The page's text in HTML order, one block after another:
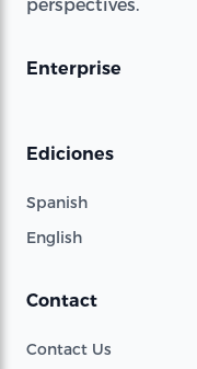
Enterprise
Ediciones
Spanish
English
Contact
Contact Us